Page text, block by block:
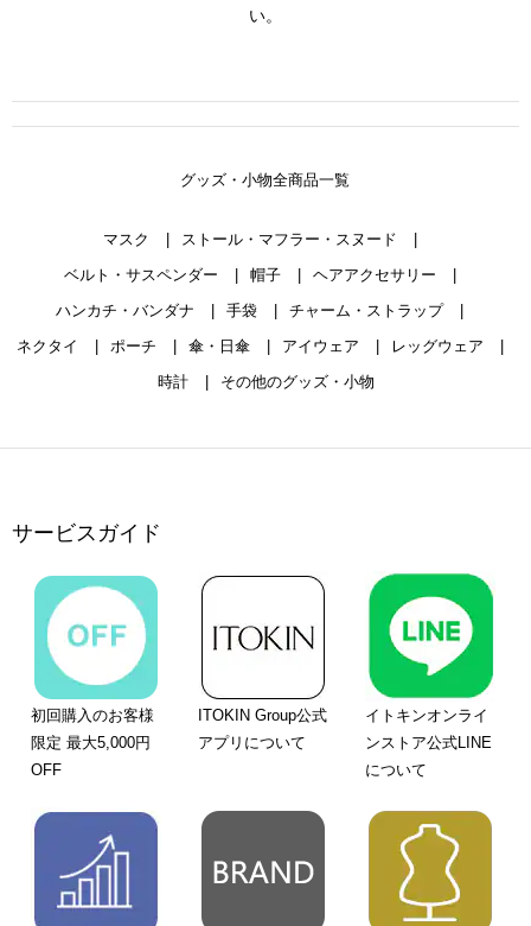
い。
グッズ・小物全商品一覧
マスク
ストール・マフラー・スヌード
ベルト・サスペンダー
帽子
ヘアアクセサリー
ハンカチ・バンダナ
手袋
チャーム・ストラップ
ネクタイ
ポーチ 傘・日傘 アイウェア
レッグウェア
時計
その他のグッズ・小物
サービスガイド
初回購入のお客様
限定 最大5,000円
OFF
ITOKIN Group公式
アプリについて
イトキンオンライ
ンストア公式LINE
について